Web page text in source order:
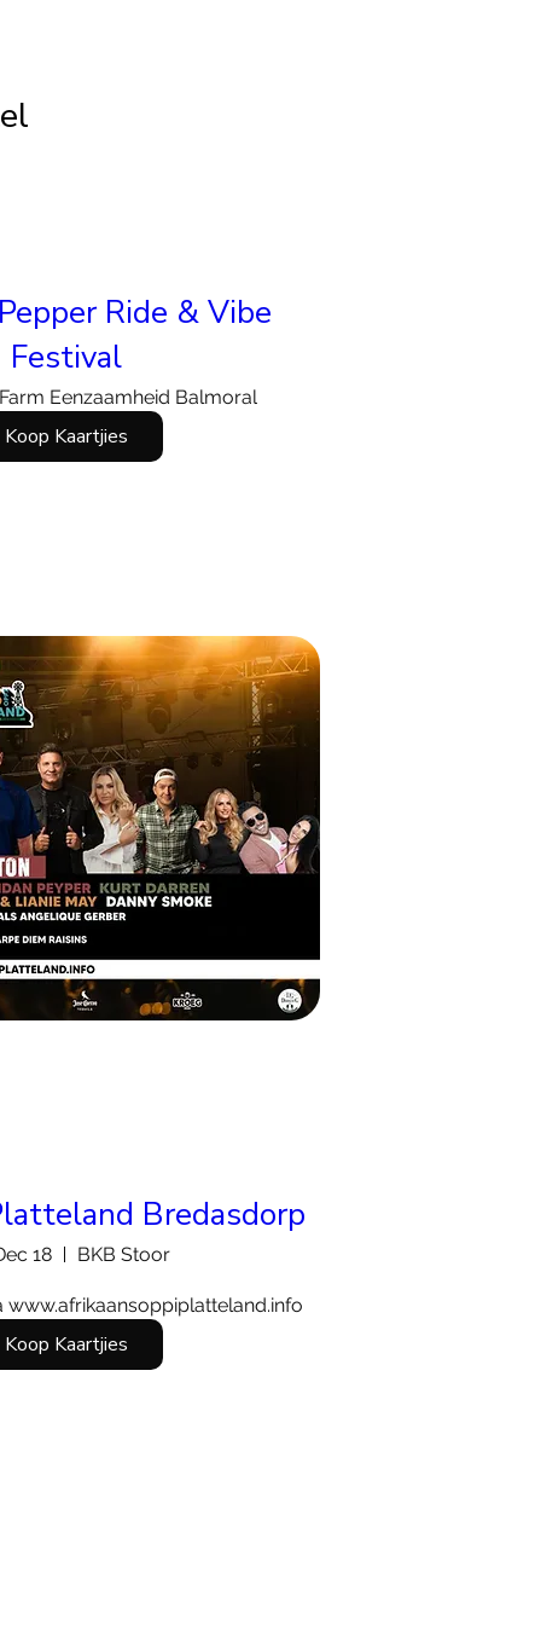
Ride & Vibe
Festival
Farm Eenzaamheid Balmoral
Koop Kaartjies
Bredasdorp
18 BKB Stoor
www.afrikaansoppiplatteland.info
Koop Kaartjies